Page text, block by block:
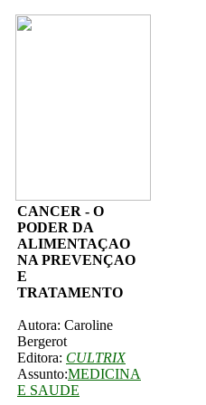
CANCER - O
PODER DA
ALIMENTAÇAO
NA PREVENÇAO
E
TRATAMENTO
Autora: Caroline
Bergerot
Editora: CULTRIX
Assunto:MEDICINA
E SAUDE